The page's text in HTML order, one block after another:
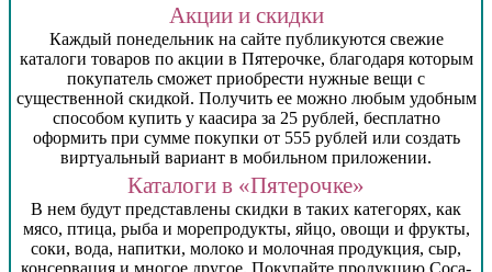
Акции и скидки
Каждый понедельник на сайте публикуются свежие
каталоги товаров по акции в Пятерочке, благодаря которым
покупатель сможет приобрести нужные вещи с
существенной скидкой. Получить ее можно любым удобным
способом купить у каасира за 25 рублей, бесплатно
оформить при сумме покупки от 555 рублей или создать
виртуальный вариант в мобильном приложении.
Каталоги в «Пятерочке»
В нем будут представлены скидки в таких категорях, как
мясо, птица, рыба и морепродукты, яйцо, овощи и фрукты,
соки, вода, напитки, молоко и молочная продукция, сыр,
консервация и многое другое. Покупайте продукцию Coca-